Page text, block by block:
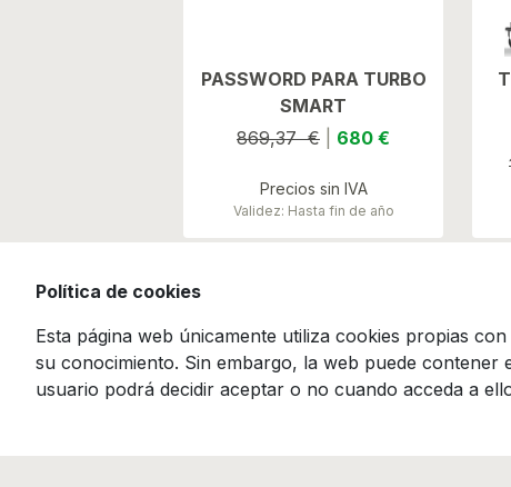
PASSWORD PARA TURBO
SMART
869,37 €
680 €
Precios sin IVA
Validez: Hasta fin de año
Política de cookies
Esta página web únicamente utiliza cookies propias
su conocimiento. Sin embargo, la web puede contener
usuario podrá decidir aceptar o no cuando acceda a